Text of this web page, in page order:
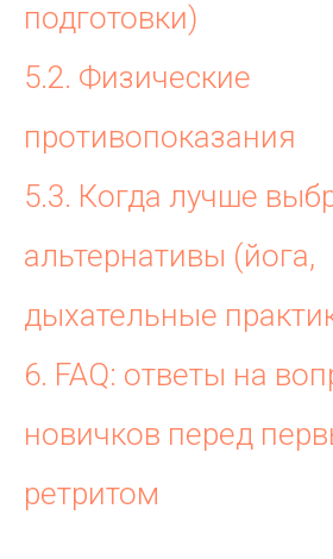
подготовки)
5.2. Физические
противопоказания
5.3. Когда лучше
альтернативы (йога,
дыхательные
6. FAQ: ответы на
новичков перед
ретритом